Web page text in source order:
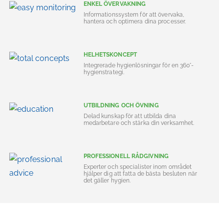
ENKEL ÖVERVAKNING
Informationssystem för att övervaka,
hantera och optimera dina processer.
HELHETSKONCEPT
Integrerade hygienlösningar för en 360°-
hygienstrategi.
UTBILDNING OCH ÖVNING
Delad kunskap för att utbilda dina
medarbetare och stärka din verksamhet.
PROFESSIONELL RÅDGIVNING
Experter och specialister inom området
hjälper dig att fatta de bästa besluten när
det gäller hygien.